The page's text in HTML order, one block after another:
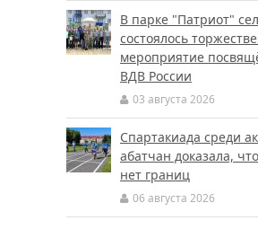
В парке "Патриот"
состоялось
мероприятие
ВДВ России
03 августа 2026
Спартакиада среди
абатчан доказала,
нет границ
06 августа 2026